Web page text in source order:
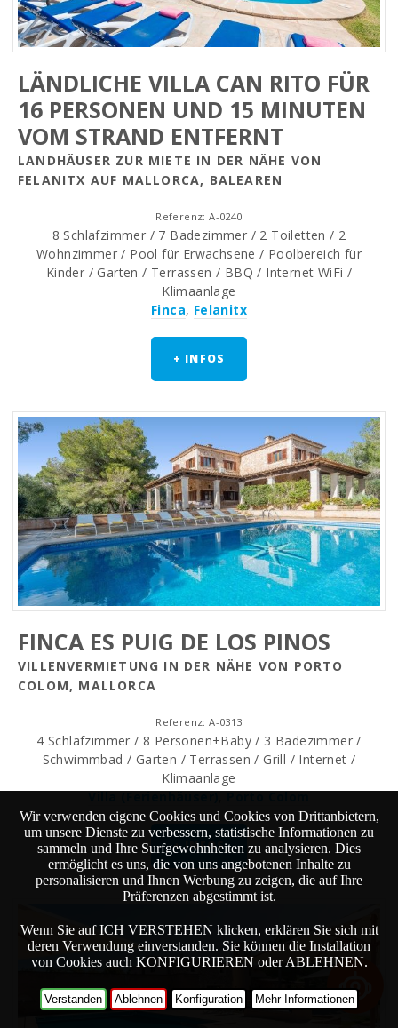
LÄNDLICHE VILLA CAN RITO FÜR
16 PERSONEN UND 15 MINUTEN
VOM STRAND ENTFERNT
LANDHÄUSER ZUR MIETE IN DER NÄHE VON
FELANITX AUF MALLORCA, BALEAREN
Referenz: A-0240
8 Schlafzimmer / 7 Badezimmer / 2 Toiletten / 2
Wohnzimmer / Pool für Erwachsene / Poolbereich für
Kinder / Garten / Terrassen / BBQ / Internet WiFi /
Klimaanlage
Finca, Felanitx
+ INFOS
FINCA ES PUIG DE LOS PINOS
VILLENVERMIETUNG IN DER NÄHE VON PORTO
COLOM, MALLORCA
Referenz: A-0313
4 Schlafzimmer / 8 Personen+Baby / 3 Badezimmer /
Schwimmbad / Garten / Terrassen / Grill / Internet /
Klimaanlage
Villa (Ferienhäuser),Porto Colom
+ INFOS
Wir verwenden eigene Cookies und Cookies von Drittanbietern,
um unsere Dienste zu verbessern, statistische Informationen zu
sammeln und Ihre Surfgewohnheiten zu analysieren. Dies
ermöglicht es uns, die von uns angebotenen Inhalte zu
personalisieren und Ihnen Werbung zu zeigen, die auf Ihre
Präferenzen abgestimmt ist.
Wenn Sie auf ICH VERSTEHEN klicken, erklären Sie sich mit
deren Verwendung einverstanden. Sie können die Installation
von Cookies auch KONFIGURIEREN oder ABLEHNEN.
Verstanden Ablehnen Konfiguration Mehr Informationen